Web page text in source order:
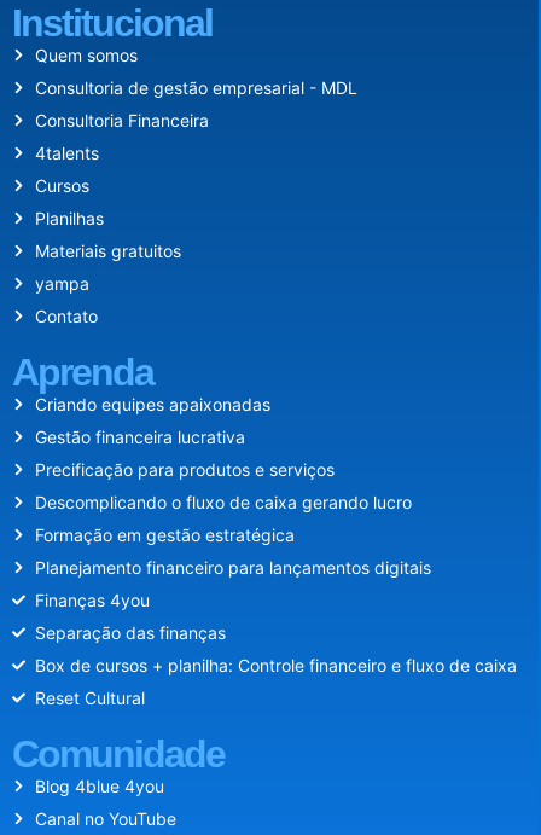
Institucional
Quem somos
Consultoria de gestão empresarial - MDL
Consultoria Financeira
4talents
Cursos
Planilhas
Materiais gratuitos
yampa
Contato
Aprenda
Criando equipes apaixonadas
Gestão financeira lucrativa
Precificação para produtos e serviços
Descomplicando o fluxo de caixa gerando lucro
Formação em gestão estratégica
Planejamento financeiro para lançamentos digitais
Finanças 4you
Separação das finanças
Box de cursos + planilha: Controle financeiro e fluxo de caixa
Reset Cultural
Comunidade
Blog 4blue 4you
Canal no YouTube